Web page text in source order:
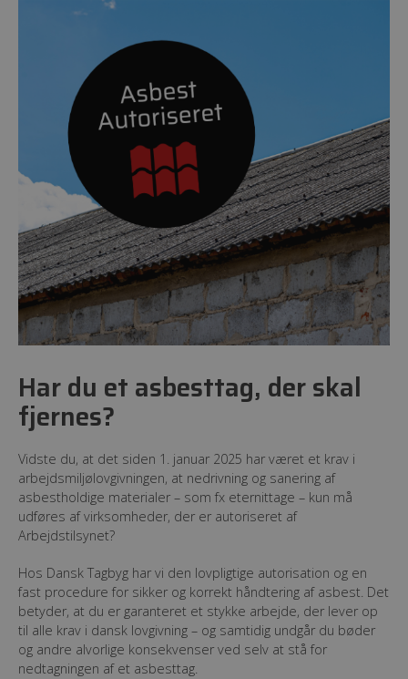
Har du et asbesttag, der skal
fjernes?
Vidste du, at det siden 1. januar 2025 har været et krav i
arbejdsmiljølovgivningen, at nedrivning og sanering af
asbestholdige materialer – som fx eternittage – kun må
udføres af virksomheder, der er autoriseret af
Arbejdstilsynet?
Hos Dansk Tagbyg har vi den lovpligtige autorisation og en
fast procedure for sikker og korrekt håndtering af asbest. Det
betyder, at du er garanteret et stykke arbejde, der lever op
til alle krav i dansk lovgivning – og samtidig undgår du bøder
og andre alvorlige konsekvenser ved selv at stå for
nedtagningen af et asbesttag.